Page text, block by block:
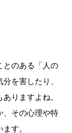
とのある「人の
を害したり、
りますよね。
、その心理や特
す。